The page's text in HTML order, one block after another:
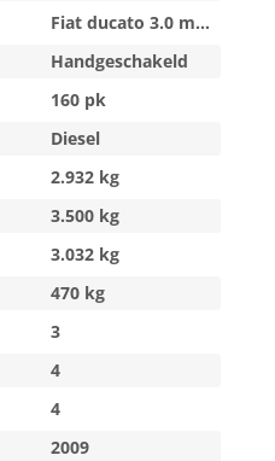
Fiat ducato 3.0 m-jet
Handgeschakeld
160 pk
Diesel
2.932 kg
3.500 kg
3.032 kg
470 kg
3
4
4
2009